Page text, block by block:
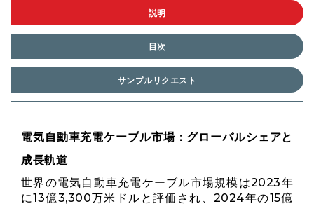
説明
目次
サンプルリクエスト
電気自動車充電ケーブル市場：グローバルシェアと
成長軌道
世界の電気自動車充電ケーブル市場規模は2023年
に13億3,300万米ドルと評価され、2024年の15億